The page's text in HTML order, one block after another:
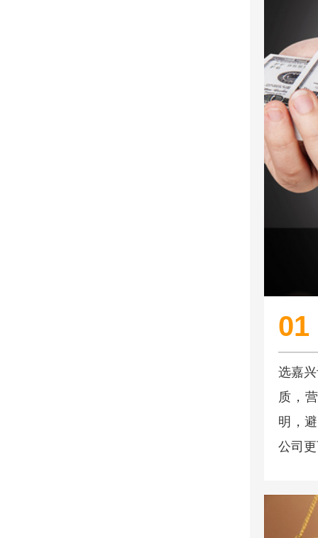
01
选嘉
质，
明，
公司